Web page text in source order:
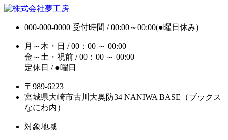
000-000-0000 受付時間 / 00:00～00:00(●曜日休み)
月～木・日 / 00：00 ～ 00:00
金～土・祝前 / 00：00 ～ 00:00
定休日 / ●曜日
〒989-6223
宮城県大崎市古川大奥防34 NANIWA BASE（ブックス
なにわ内）
対象地域